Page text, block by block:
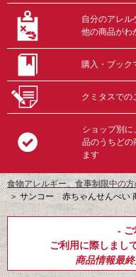
自分のアレル
他の商品がわ
購入・ブック
クミタスでの
ショップ別
品のうちどの
ます
食物アレルギー、食事制限中の
＞サンコー 赤ちゃんせんべい
- ご
ご利用に際しまして
商品情報最